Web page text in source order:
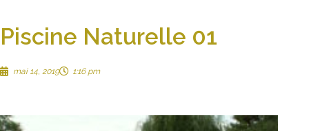
Piscine Naturelle 01
mai 14, 2019 1:16 pm